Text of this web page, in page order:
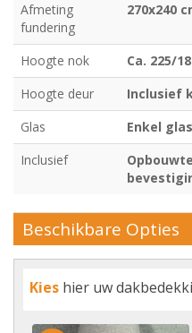
Afmeting
fundering
270x240
Hoogte nok
Ca. 225/
Hoogte deur
Inclusief
Glas
Enkel glas
Inclusief
Beschikbare Opties
Kies hier uw